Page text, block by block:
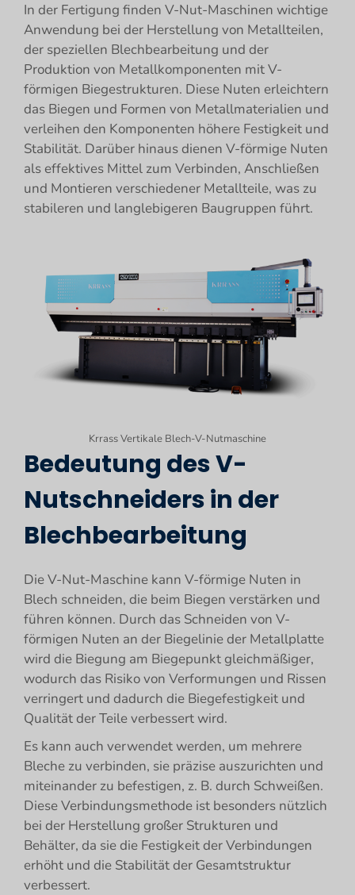
In der Fertigung finden V-Nut-Maschinen wichtige
Anwendung bei der Herstellung von Metallteilen,
der speziellen Blechbearbeitung und der
Produktion von Metallkomponenten mit V-
förmigen Biegestrukturen. Diese Nuten erleichtern
das Biegen und Formen von Metallmaterialien und
verleihen den Komponenten höhere Festigkeit und
Stabilität. Darüber hinaus dienen V-förmige Nuten
als effektives Mittel zum Verbinden, Anschließen
und Montieren verschiedener Metallteile, was zu
stabileren und langlebigeren Baugruppen führt.
Krrass Vertikale Blech-V-Nutmaschine
Bedeutung des V-
Nutschneiders in der
Blechbearbeitung
Die V-Nut-Maschine kann V-förmige Nuten in
Blech schneiden, die beim Biegen verstärken und
führen können. Durch das Schneiden von V-
förmigen Nuten an der Biegelinie der Metallplatte
wird die Biegung am Biegepunkt gleichmäßiger,
wodurch das Risiko von Verformungen und Rissen
verringert und dadurch die Biegefestigkeit und
Qualität der Teile verbessert wird.
Es kann auch verwendet werden, um mehrere
Bleche zu verbinden, sie präzise auszurichten und
miteinander zu befestigen, z. B. durch Schweißen.
Diese Verbindungsmethode ist besonders nützlich
bei der Herstellung großer Strukturen und
Behälter, da sie die Festigkeit der Verbindungen
erhöht und die Stabilität der Gesamtstruktur
verbessert.